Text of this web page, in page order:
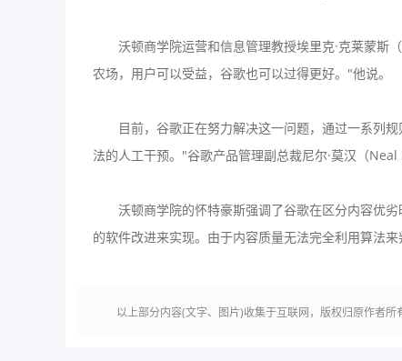
沃顿商学院运营和信息管理教授埃里克·克莱蒙斯
农场，用户可以受益，谷歌也可以过得更好。"他说。
目前，谷歌正在努力解决这一问题，通过一系列规
法的人工干预。"谷歌产品管理副总裁尼尔·莫汉（
沃顿商学院的怀特豪斯强调了谷歌在区分内容优劣
的软件改进来实现。由于内容质量无法完全利用算法
以上部分内容(文字、图片)收集于互联网，版权归原作者所